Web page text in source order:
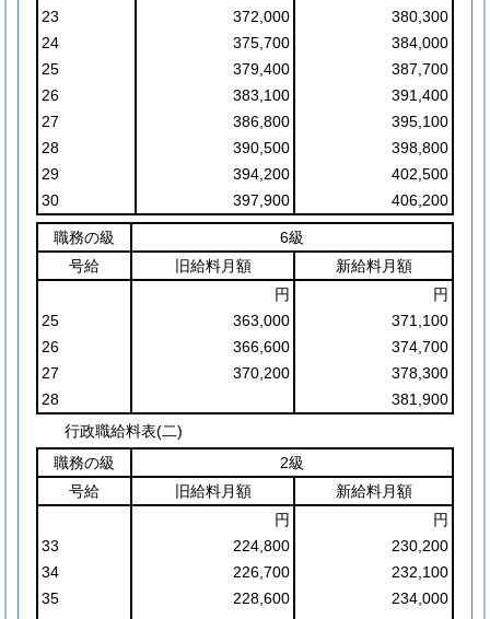
23
372,000
380,300
24
375,700
384,000
25
379,400
387,700
26
383,100
391,400
27
386,800
395,100
28
390,500
398,800
29
394,200
402,500
30
397,900 406,200
職務の級
6級
号給
旧給料月額
新給料月額
円
円
25
363,000
371,100
26
366,600
374,700
27
370,200
378,300
28
381,900
行政職給料表(二)
職務の級
2級
号給
旧給料月額
新給料月額
円
円
33
224,800
230,200
34
226,700
232,100
35
228,600
234,000